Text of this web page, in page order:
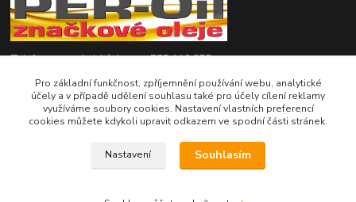
Telefon pro technické dotazy: 775 113 255
Telefon do našeho obchodu : 774 993 479
info@znackoveoleje.cz
Pro základní funkčnost, zpříjemnění používání webu, analytické
účely a v případě udělení souhlasu také pro účely cílení reklamy
využíváme soubory cookies. Nastavení vlastních preferencí
cookies můžete kdykoli upravit odkazem ve spodní části stránek.
Nastavení Souhlasím